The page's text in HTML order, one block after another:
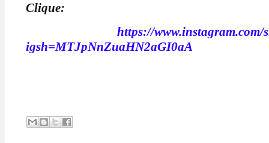
Clique:
https://www.instagram.com/
igsh=MTJpNnZuaHN2aGI0aA